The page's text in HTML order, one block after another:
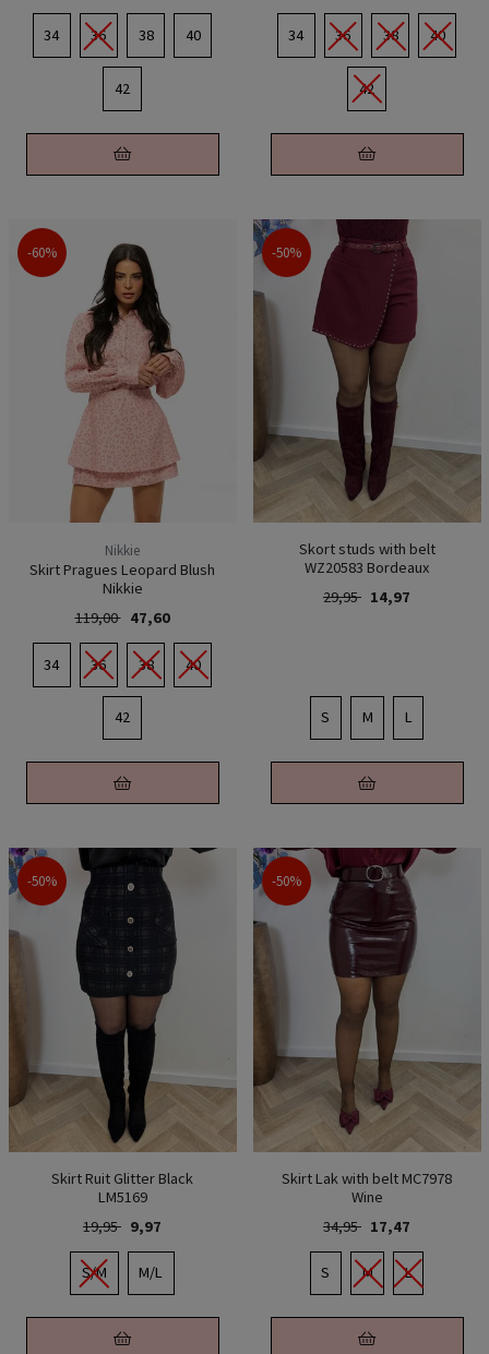
34 36 38 40
42
34 36 38 40
42
-60%
Nikkie
Skirt Pragues Leopard Blush
Nikkie
119,00 47,60
34 36 38 40
42
-50%
Skort studs with belt
WZ20583 Bordeaux
29,95 14,97
S M L
-50%
Skirt Ruit Glitter Black
LM5169
19,95 9,97
S/M M/L
-50%
Skirt Lak with belt MC7978
Wine
34,95 17,47
S M L